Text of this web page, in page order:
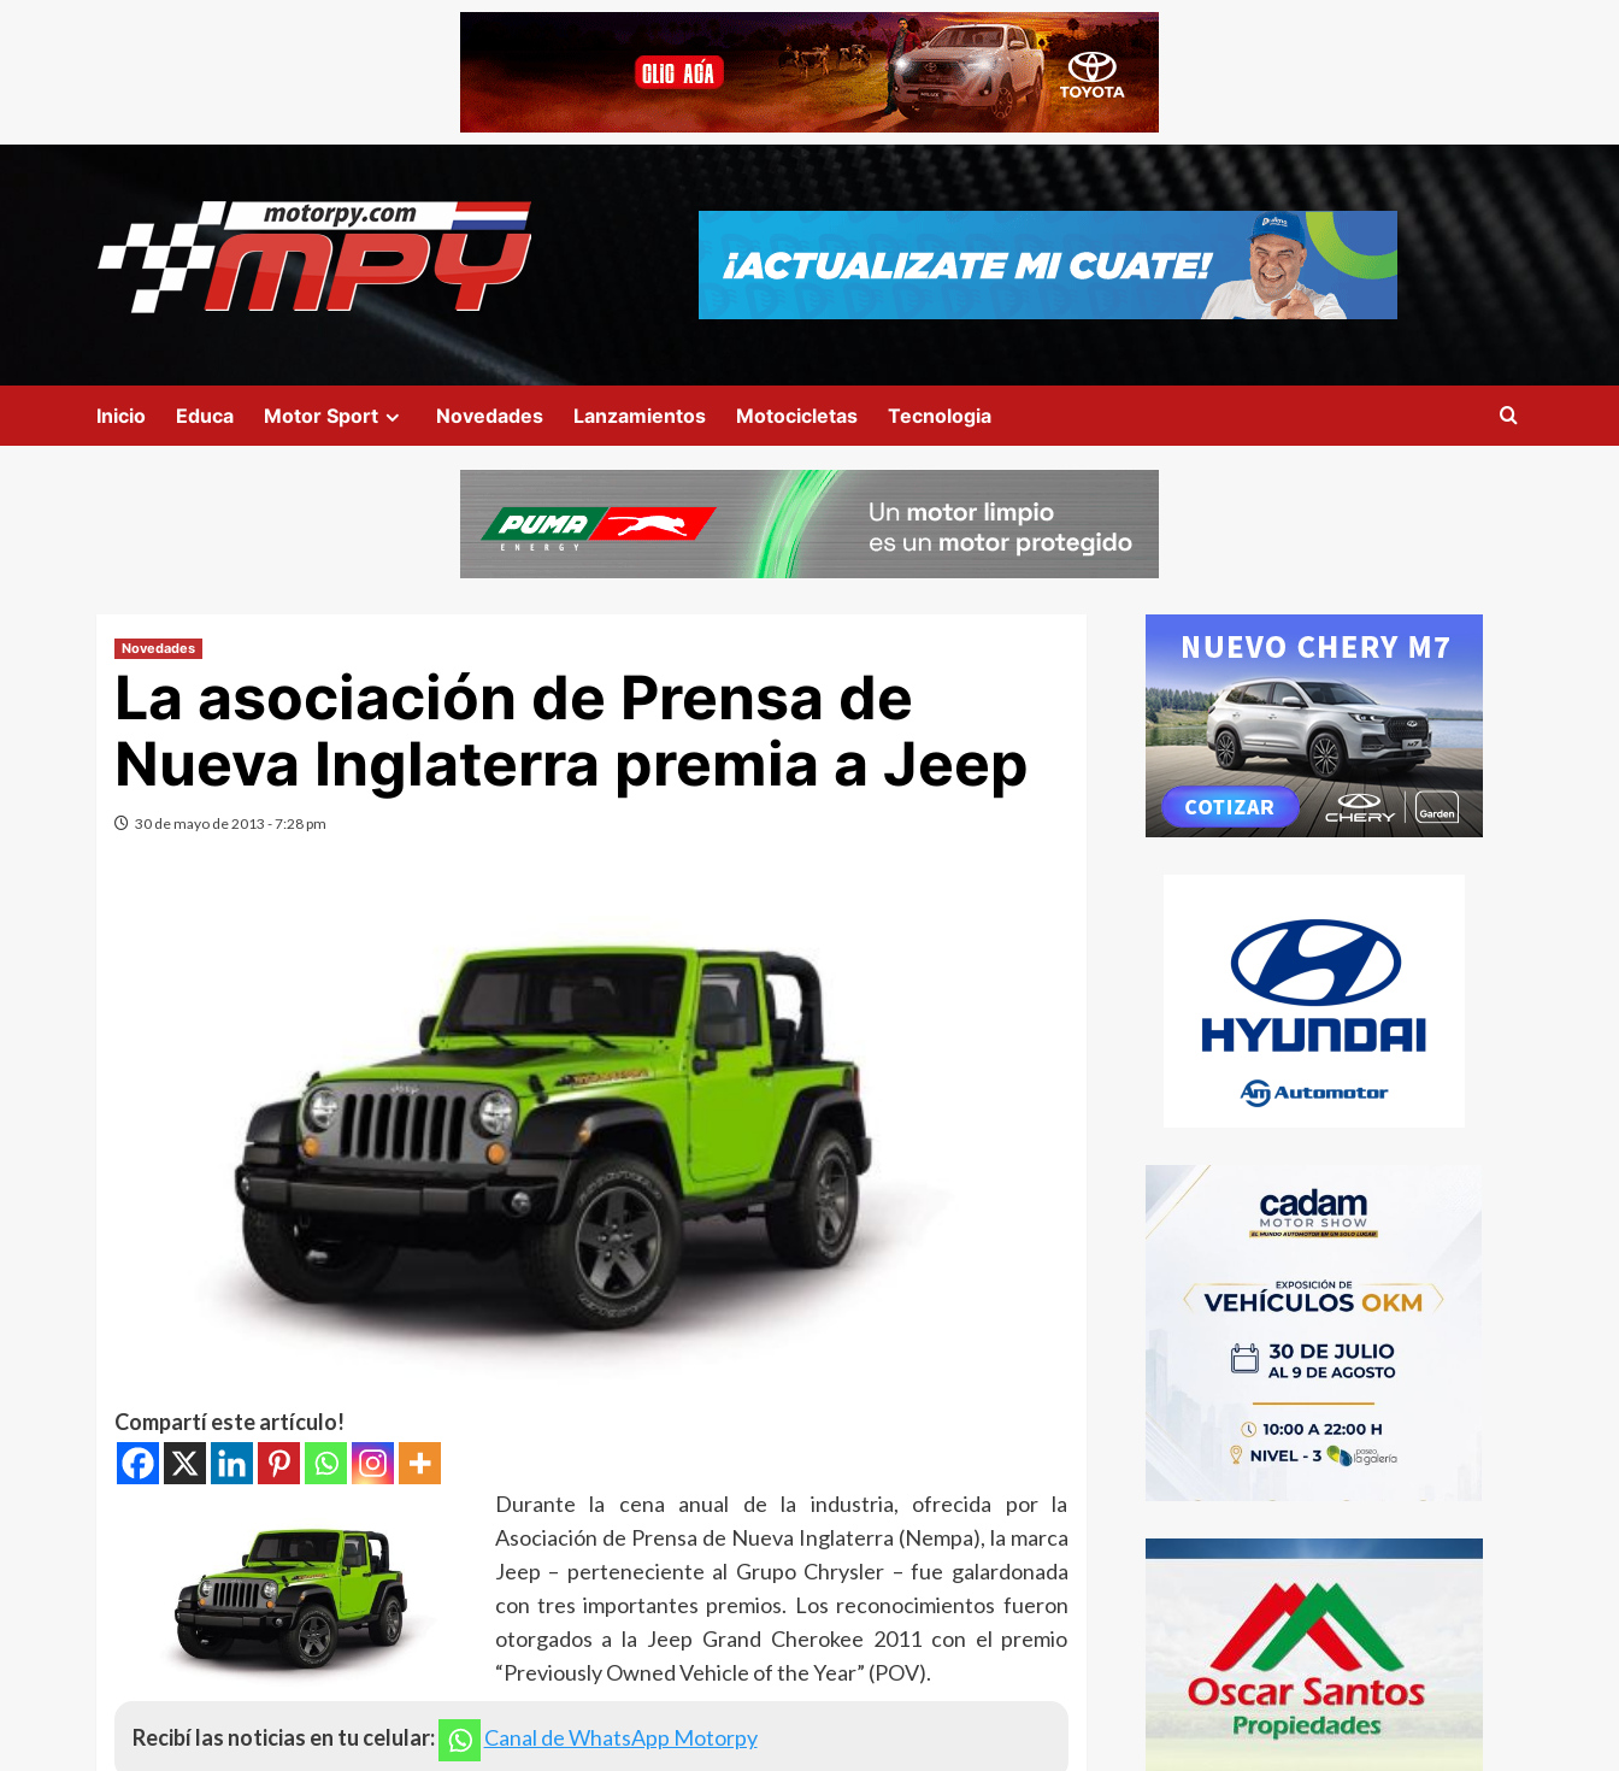
Inicio Educa Motor Sport Novedades Lanzamientos Motocicletas Tecnologia
Novedades
La asociación de Prensa de
Nueva Inglaterra premia a Jeep
30 de mayo de 2013 - 7:28 pm
Compartí este artículo!
Durante la cena anual de la industria, ofrecida por la
Asociación de Prensa de Nueva Inglaterra (Nempa), la marca
Jeep – perteneciente al Grupo Chrysler – fue galardonada
con tres importantes premios. Los reconocimientos fueron
otorgados a la Jeep Grand Cherokee 2011 con el premio
“Previously Owned Vehicle of the Year” (POV).
Recibí las noticias en tu celular: Canal de WhatsApp Motorpy